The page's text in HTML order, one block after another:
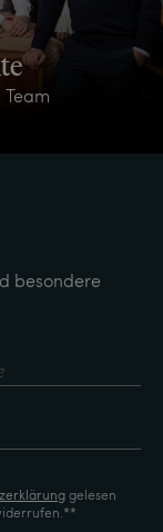
besondere
gelesen